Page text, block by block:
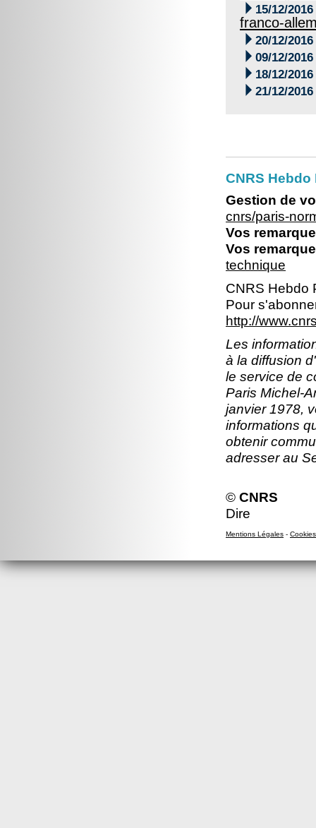
 15/12/2016
franco-
 20/12/2016
 09/12/2016
 18/12/2016
 21/12/2016
CNRS
Gestion de
cnrs/paris-
Vos
Vos
technique
CNRS Hebdo
Pour
http://
Les
à la diffusion
le service de
Paris Michel-
janvier 1978,
informations
obtenir
adresser au
© CNRS
Dire
Mentions Légales - Cookies